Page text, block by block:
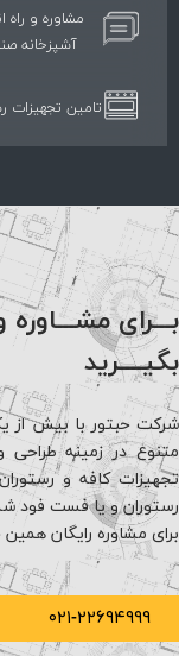
مشاوره و راه اندازی
آشپزخانه صنعتی
تامین تجهیزات
مشـــاوره و
حبتور با بیش از یک
در زمینه طراحی و
کافه و رستوران،
و یا فست فود
رایگان همین
۲۲۶۹۴۹۹۹